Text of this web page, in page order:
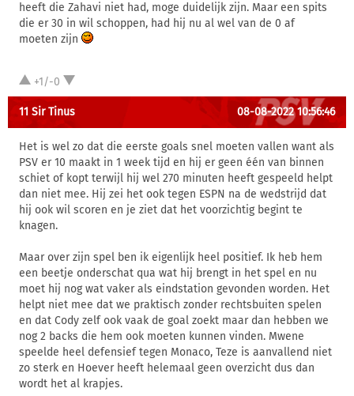
heeft die Zahavi niet had, moge duidelijk zijn. Maar een spits
die er 30 in wil schoppen, had hij nu al wel van de 0 af
moeten zijn
+1/-0
11 Sir Tinus 08-08-2022 10:56:46
Het is wel zo dat die eerste goals snel moeten vallen want als
PSV er 10 maakt in 1 week tijd en hij er geen één van binnen
schiet of kopt terwijl hij wel 270 minuten heeft gespeeld helpt
dan niet mee. Hij zei het ook tegen ESPN na de wedstrijd dat
hij ook wil scoren en je ziet dat het voorzichtig begint te
knagen.
Maar over zijn spel ben ik eigenlijk heel positief. Ik heb hem
een beetje onderschat qua wat hij brengt in het spel en nu
moet hij nog wat vaker als eindstation gevonden worden. Het
helpt niet mee dat we praktisch zonder rechtsbuiten spelen
en dat Cody zelf ook vaak de goal zoekt maar dan hebben we
nog 2 backs die hem ook moeten kunnen vinden. Mwene
speelde heel defensief tegen Monaco, Teze is aanvallend niet
zo sterk en Hoever heeft helemaal geen overzicht dus dan
wordt het al krapjes.